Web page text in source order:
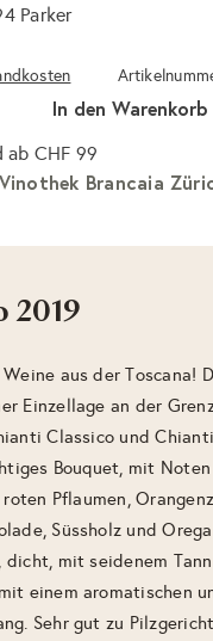
Parker
In den Warenkorb
ab CHF 99
Vinothek Brancaia
2019
aus der Toscana!
Einzellage an der
Classico und
Bouquet, mit Noten
Pflaumen,
Süssholz und
dicht, mit seidenem
einem aromatischen
Sehr gut zu